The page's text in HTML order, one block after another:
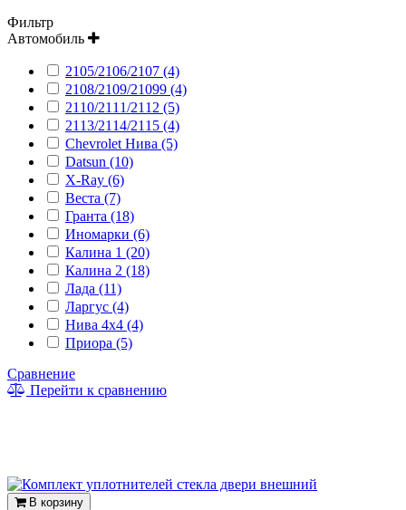
Фильтр
Автомобиль
2105/2106/2107 (4)
2108/2109/21099 (4)
2110/2111/2112 (5)
2113/2114/2115 (4)
Chevrolet Нива (5)
Datsun (10)
X-Ray (6)
Веста (7)
Гранта (18)
Иномарки (6)
Калина 1 (20)
Калина 2 (18)
Лада (11)
Ларгус (4)
Нива 4x4 (4)
Приора (5)
Сравнение
Перейти к сравнению
В корзину